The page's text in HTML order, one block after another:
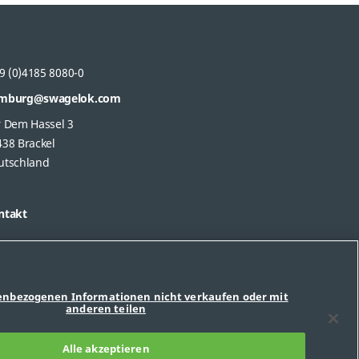
(0)4185 8080-0
Dem Hassel 3
Brackel
Informationen nicht verkaufen oder mit
anderen teilen
Alle akzeptieren